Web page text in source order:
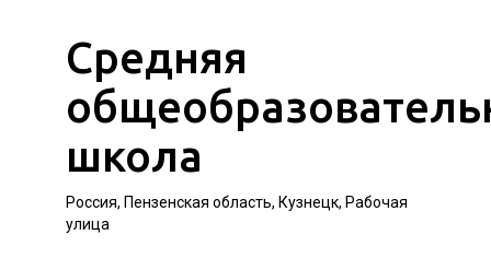
Средняя
школа
Россия, Пензенская область, Кузнецк, Рабочая
улица